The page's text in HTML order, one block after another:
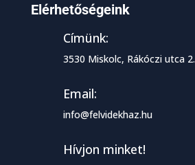
Elérhetőségeink
Címünk:
3530 Miskolc, Rákóczi utca 2.
Email:
info@felvidekhaz.hu
Hívjon minket!